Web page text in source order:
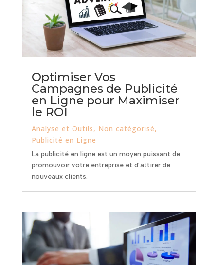
Optimiser Vos
Campagnes de Publicité
en Ligne pour Maximiser
le ROI
Analyse et Outils, Non catégorisé,
Publicité en Ligne
La publicité en ligne est un moyen puissant de
promouvoir votre entreprise et d’attirer de
nouveaux clients.